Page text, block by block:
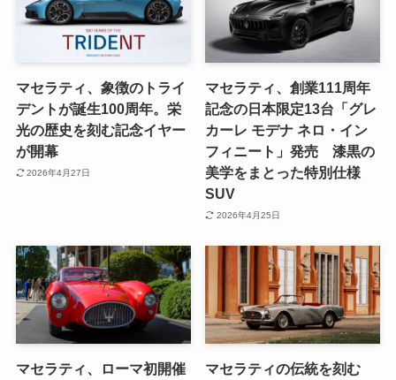
マセラティ、象徴のトライ
デントが誕生100周年。栄
光の歴史を刻む記念イヤー
が開幕
2026年4月27日
マセラティ、創業111周年
記念の日本限定13台「グレ
カーレ モデナ ネロ・イン
フィニート」発売 漆黒の
美学をまとった特別仕様
SUV
2026年4月25日
マセラティ、ローマ初開催
マセラティの伝統を刻む